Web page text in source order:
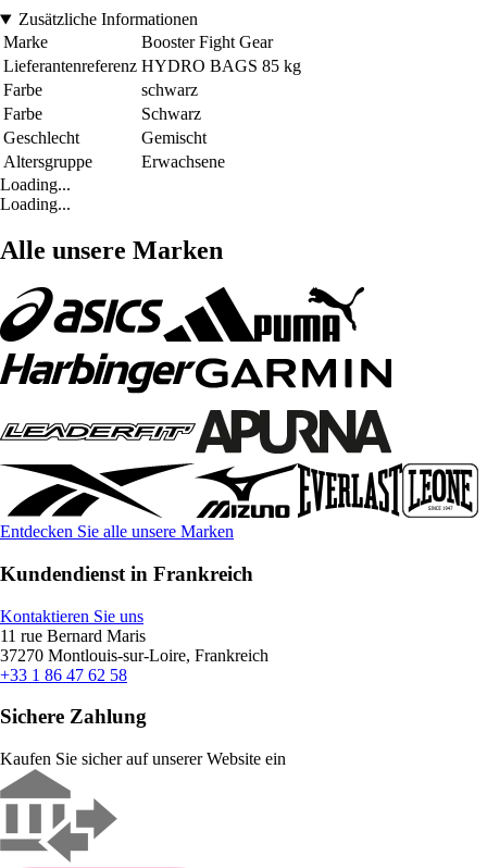
Zusätzliche Informationen
Marke
Booster Fight Gear
Lieferantenreferenz HYDRO BAGS 85 kg
Farbe
schwarz
Farbe
Schwarz
Geschlecht
Gemischt
Altersgruppe
Erwachsene
Loading...
Loading...
Alle unsere Marken
Entdecken Sie alle unsere Marken
Kundendienst in Frankreich
Kontaktieren Sie uns
11 rue Bernard Maris
37270 Montlouis-sur-Loire, Frankreich
+33 1 86 47 62 58
Sichere Zahlung
Kaufen Sie sicher auf unserer Website ein